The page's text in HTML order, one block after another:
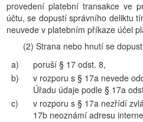
provedení platební transakce ve
účtu, se dopustí správního deliktu
neuvede v platebním příkaze účel
(2) Strana nebo hnutí se
a)
poruší § 17 odst. 8,
b)
v rozporu s § 17a nevede
Úřadu údaje podle § 17a
c)
v rozporu s § 17a nezřídí
17b neoznámí adresu